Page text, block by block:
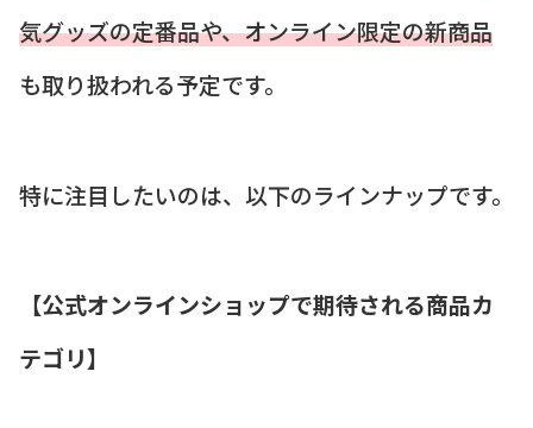
気グッズの定番品や、オンライン限定の新商品
も取り扱われる予定です。
特に注目したいのは、以下のラインナップです。
【公式オンラインショップで期待される商品カ
テゴリ】